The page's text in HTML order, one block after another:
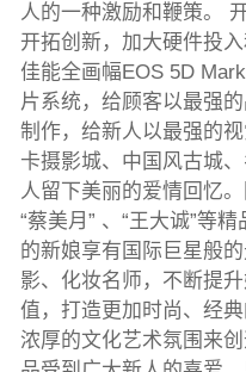
人的一种激励和鞭策。
开拓创新，加大硬件投
佳能全画幅EOS 5D
片系统，给顾客以最强
制作，给新人以最强的
卡摄影城、中国风古城
人留下美丽的爱情回忆。
“蔡美月” 、“王大诚”等
的新娘享有国际巨星般
影、化妆名师，不断提
值，打造更加时尚、经
浓厚的文化艺术氛围来